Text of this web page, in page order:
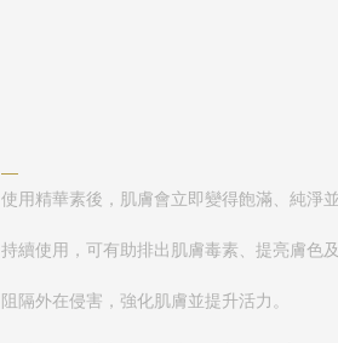
—
使用精華素後，肌膚會立即變得飽滿、純淨
持續使用，可有助排出肌膚毒素、提亮膚色
阻隔外在侵害，強化肌膚並提升活力。